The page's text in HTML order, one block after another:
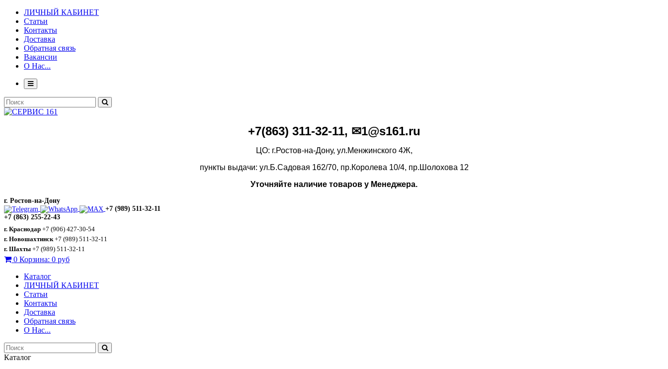
ЛИЧНЫЙ КАБИНЕТ
Статьи
Контакты
Доставка
Обратная связь
Вакансии
О Нас...
+7(863) 311-32-11, ✉1@s161.ru
ЦО: г.Ростов-на-Дону, ул.Менжинского 4Ж,
пункты выдачи: ул.Б.Садовая 162/70, пр.Королева 10/4, пр.Шолохова 12
Уточняйте наличие товаров у Менеджера.
г. Ростов-на-Дону
+7 (989) 511-32-11
+7 (863) 255-22-43
г. Краснодар +7 (906) 427-30-54
г. Новошахтинск +7 (989) 511-32-11
г. Шахты +7 (989) 511-32-11
0 Корзина: 0 руб
Каталог
ЛИЧНЫЙ КАБИНЕТ
Статьи
Контакты
Доставка
Обратная связь
О Нас...
Каталог